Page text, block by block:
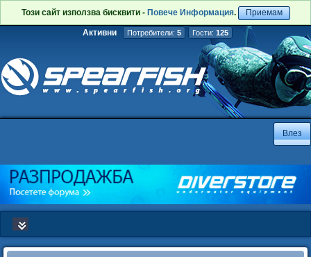
Този сайт използва бисквити - Повече Информация. Приемам
Активни Потребители: 5 Гости: 125